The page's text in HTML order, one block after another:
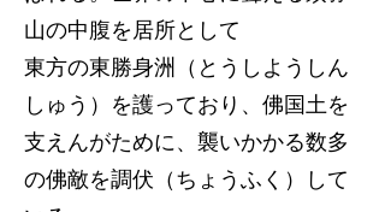
山の中腹を居所として
東方の東勝身洲（とうしようしん
しゅう）を護っており、佛国土を
支えんがために、襲いかかる数多
の佛敵を調伏（ちょうふく）して